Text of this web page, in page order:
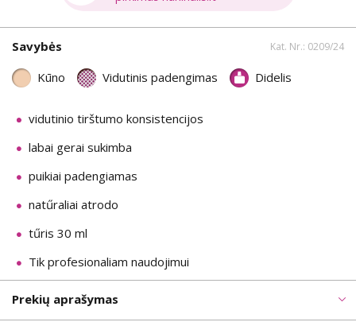
Savybės Kat. Nr.: 0209/24
Kūno Vidutinis padengimas Didelis
vidutinio tirštumo konsistencijos
labai gerai sukimba
puikiai padengiamas
natűraliai atrodo
tűris 30 ml
Tik profesionaliam naudojimui
Prekių aprašymas